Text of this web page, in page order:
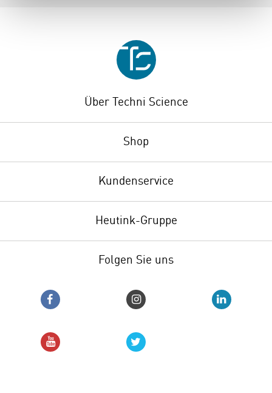
Über Techni Science
Shop
Kundenservice
Heutink-Gruppe
Folgen Sie uns